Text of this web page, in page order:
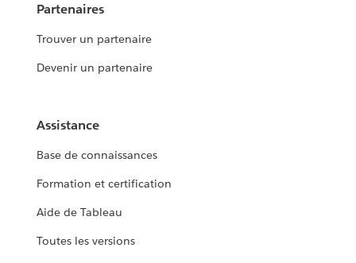
Partenaires
Trouver un partenaire
Devenir un partenaire
Assistance
Base de connaissances
Formation et certification
Aide de Tableau
Toutes les versions